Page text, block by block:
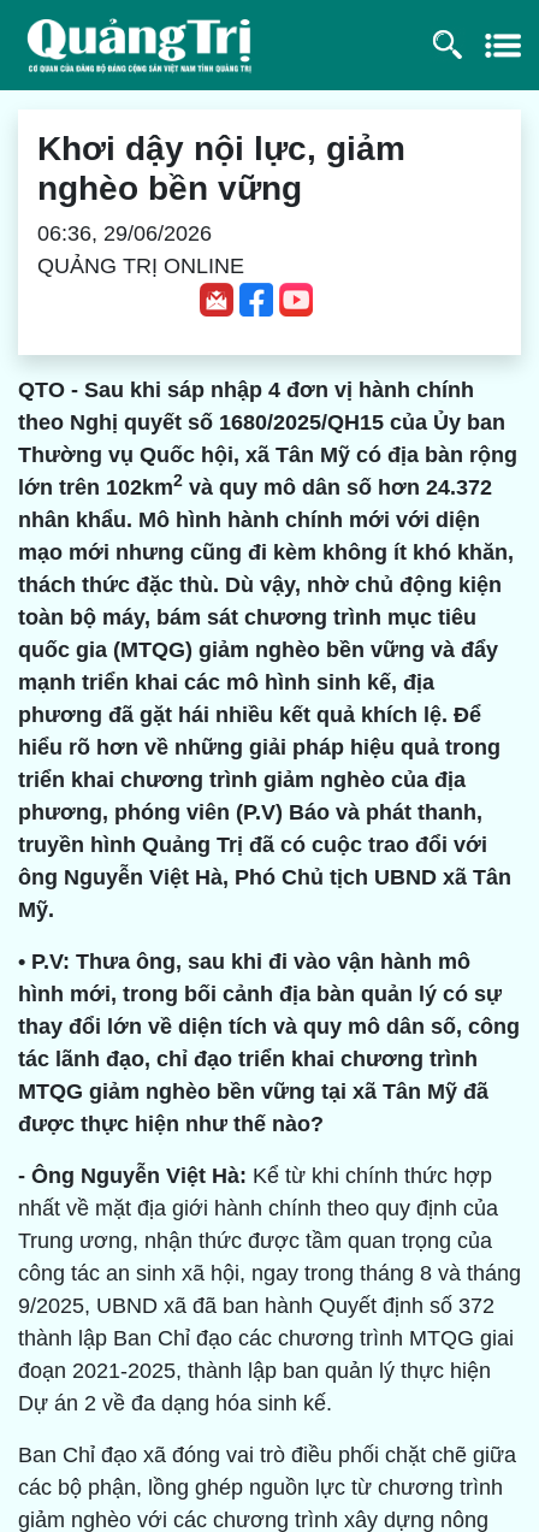
Khơi dậy nội lực, giảm
nghèo bền vững
06:36, 29/06/2026
QUẢNG TRỊ ONLINE
QTO - Sau khi sáp nhập 4 đơn vị hành chính
theo Nghị quyết số 1680/2025/QH15 của Ủy ban
Thường vụ Quốc hội, xã Tân Mỹ có địa bàn rộng
lớn trên 102km2 và quy mô dân số hơn 24.372
nhân khẩu. Mô hình hành chính mới với diện
mạo mới nhưng cũng đi kèm không ít khó khăn,
thách thức đặc thù. Dù vậy, nhờ chủ động kiện
toàn bộ máy, bám sát chương trình mục tiêu
quốc gia (MTQG) giảm nghèo bền vững và đẩy
mạnh triển khai các mô hình sinh kế, địa
phương đã gặt hái nhiều kết quả khích lệ. Để
hiểu rõ hơn về những giải pháp hiệu quả trong
triển khai chương trình giảm nghèo của địa
phương, phóng viên (P.V) Báo và phát thanh,
truyền hình Quảng Trị đã có cuộc trao đổi với
ông Nguyễn Việt Hà, Phó Chủ tịch UBND xã Tân
Mỹ.
• P.V: Thưa ông, sau khi đi vào vận hành mô
hình mới, trong bối cảnh địa bàn quản lý có sự
thay đổi lớn về diện tích và quy mô dân số, công
tác lãnh đạo, chỉ đạo triển khai chương trình
MTQG giảm nghèo bền vững tại xã Tân Mỹ đã
được thực hiện như thế nào?
- Ông Nguyễn Việt Hà: Kể từ khi chính thức hợp
nhất về mặt địa giới hành chính theo quy định của
Trung ương, nhận thức được tầm quan trọng của
công tác an sinh xã hội, ngay trong tháng 8 và tháng
9/2025, UBND xã đã ban hành Quyết định số 372
thành lập Ban Chỉ đạo các chương trình MTQG giai
đoạn 2021-2025, thành lập ban quản lý thực hiện
Dự án 2 về đa dạng hóa sinh kế.
Ban Chỉ đạo xã đóng vai trò điều phối chặt chẽ giữa
các bộ phận, lồng ghép nguồn lực từ chương trình
giảm nghèo với các chương trình xây dựng nông